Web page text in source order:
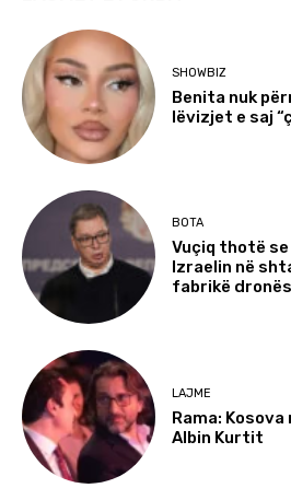
SHOWBIZ
Benita nuk
lëvizjet e saj
BOTA
Vuçiq thotë se
Izraelin në
fabrikë
LAJME
Rama:
Albin Kurtit